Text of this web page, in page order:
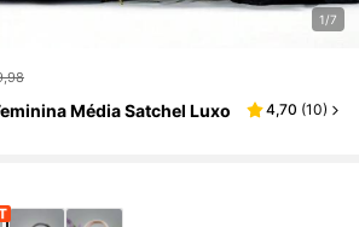
1/7
Média Satchel Luxo
4,70 (10)